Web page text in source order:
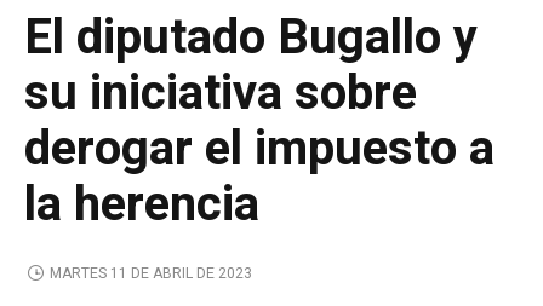
El diputado Bugallo y
su iniciativa sobre
derogar el impuesto a
la herencia
MARTES 11 DE ABRIL DE 2023